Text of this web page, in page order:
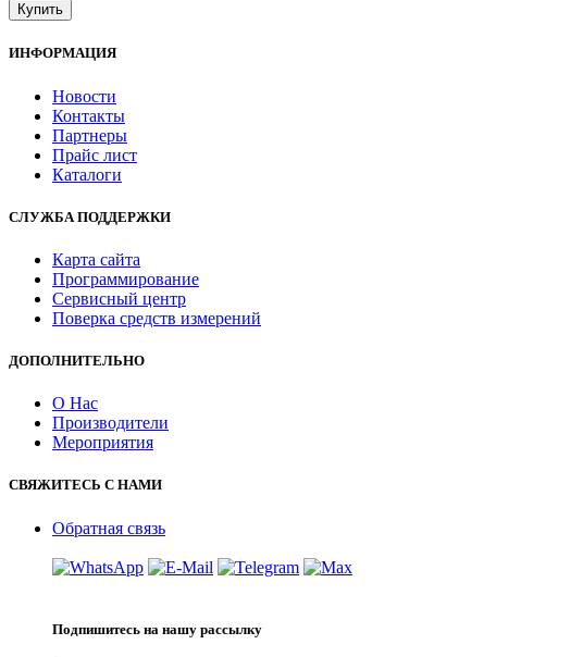
Купить
ИНФОРМАЦИЯ
Новости
Контакты
Партнеры
Прайс лист
Каталоги
СЛУЖБА ПОДДЕРЖКИ
Карта сайта
Программирование
Сервисный центр
Поверка средств измерений
ДОПОЛНИТЕЛЬНО
О Нас
Производители
Мероприятия
СВЯЖИТЕСЬ С НАМИ
Обратная связь
Подпишитесь на нашу рассылку